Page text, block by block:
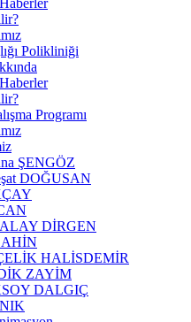
Polikliniği
Programı
ŞENGÖZ
DOĞUSAN
DİRGEN
HALİSDEMİR
ZAYİM
DALGIÇ